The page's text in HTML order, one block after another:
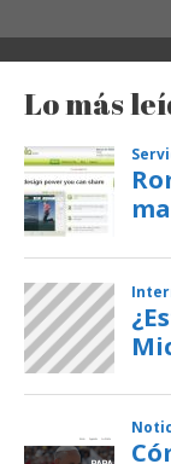
Lo más